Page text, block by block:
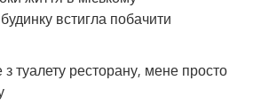
встигла побачити
туалету ресторану, мене просто